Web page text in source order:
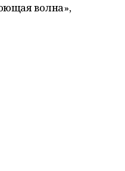
волна»,